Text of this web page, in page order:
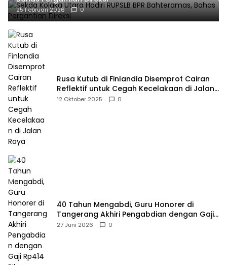
25 Februari 2026 0
Rusa Kutub di Finlandia Disemprot Cairan
Reflektif untuk Cegah Kecelakaan di Jalan
Raya
12 Oktober 2025 0
40 Tahun Mengabdi, Guru Honorer di
Tangerang Akhiri Pengabdian dengan Gaji
Rp414 Ribu
27 Juni 2026 0